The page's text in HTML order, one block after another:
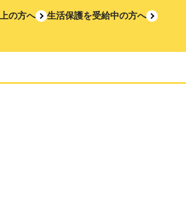
の方へ 生活保護を受給中の方へ